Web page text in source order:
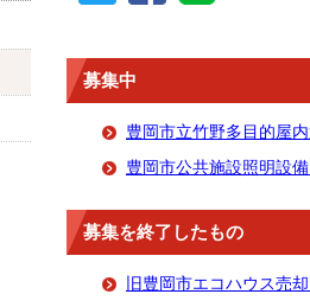
募集中
豊岡市立竹野多目的屋
豊岡市公共施設照明設
募集を終了したもの
旧豊岡市エコハウス売